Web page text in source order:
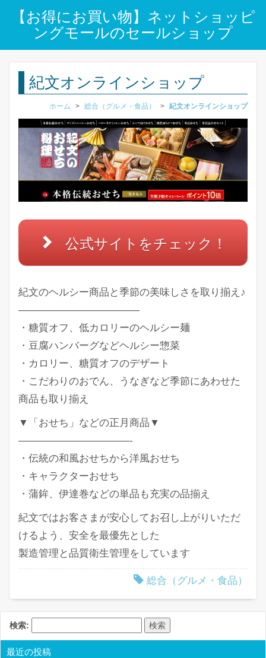
【お得にお買い物】ネットショッピ
ングモールのセールショップ
紀文オンラインショップ
ホーム > 総合（グルメ・食品） > 紀文オンラインショップ
公式サイトをチェック！
紀文のヘルシー商品と季節の美味しさを取り揃え♪
————————————
・糖質オフ、低カロリーのヘルシー麺
・豆腐ハンバーグなどヘルシー惣菜
・カロリー、糖質オフのデザート
・こだわりのおでん、うなぎなど季節にあわせた
商品も取り揃え
▼「おせち」などの正月商品▼
———————————-
・伝統の和風おせちから洋風おせち
・キャラクターおせち
・蒲鉾、伊達巻などの単品も充実の品揃え
紀文ではお客さまが安心してお召し上がりいただ
けるよう、安全を最優先とした
製造管理と品質衛生管理をしています
総合（グルメ・食品）
検索:
最近の投稿